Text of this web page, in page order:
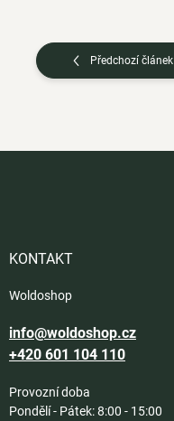
Předchozí článek
KONTAKT
Woldoshop
info@woldoshop.cz
+420 601 104 110
Provozní doba
Pondělí - Pátek: 8:00 - 15:00